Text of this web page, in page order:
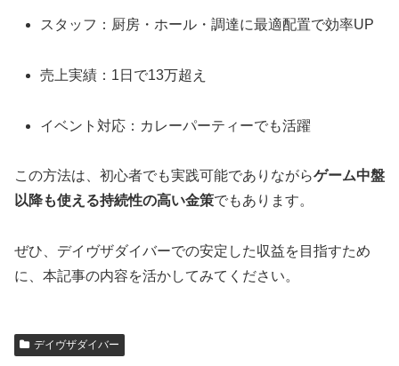
スタッフ：厨房・ホール・調達に最適配置で効率UP
売上実績：1日で13万超え
イベント対応：カレーパーティーでも活躍
この方法は、初心者でも実践可能でありながらゲーム中盤
以降も使える持続性の高い金策でもあります。
ぜひ、デイヴザダイバーでの安定した収益を目指すため
に、本記事の内容を活かしてみてください。
デイヴザダイバー